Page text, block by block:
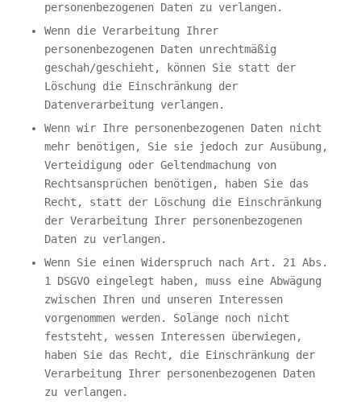
personenbezogenen Daten zu verlangen.
Wenn die Verarbeitung Ihrer
personenbezogenen Daten unrechtmäßig
geschah/geschieht, können Sie statt der
Löschung die Einschränkung der
Datenverarbeitung verlangen.
Wenn wir Ihre personenbezogenen Daten nicht
mehr benötigen, Sie sie jedoch zur Ausübung,
Verteidigung oder Geltendmachung von
Rechtsansprüchen benötigen, haben Sie das
Recht, statt der Löschung die Einschränkung
der Verarbeitung Ihrer personenbezogenen
Daten zu verlangen.
Wenn Sie einen Widerspruch nach Art. 21 Abs.
1 DSGVO eingelegt haben, muss eine Abwägung
zwischen Ihren und unseren Interessen
vorgenommen werden. Solange noch nicht
feststeht, wessen Interessen überwiegen,
haben Sie das Recht, die Einschränkung der
Verarbeitung Ihrer personenbezogenen Daten
zu verlangen.